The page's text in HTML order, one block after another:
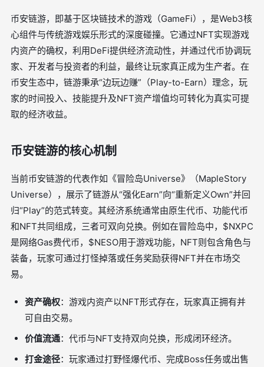
币安链游，即基于区块链技术的游戏（GameFi），是Web3核
心组件与传统游戏娱乐形式的深度碰撞。它通过NFT实现游戏
内资产的确权，利用DeFi提供经济流动性，并通过代币协调玩
家、开发者与投资者的利益，最终让玩家真正成为生产者。在
币安生态中，链游秉承“边玩边赚”（Play-to-Earn）理念，玩
家的时间投入、技能提升及NFT资产增值均可转化为真实可提
取的经济收益。
币安链游的核心机制
当前币安链游的代表作如《冒险岛Universe》（MapleStory
Universe），展示了链游从“强化Earn”向“重新定义Own”并回
归“Play”的范式转变。其经济系统通常由原生代币、功能代币
和NFT共同组成，三者可双向兑换。例如在冒险岛中，$NXPC
是网络Gas费代币，$NESO用于游戏功能，NFT则包含角色与
装备，玩家可通过打怪掉落或任务奖励获得NFT并在市场交
易。
资产确权：游戏内资产以NFT形式存在，玩家真正拥有并
可自由交易。
价值流通：代币与NFT支持双向兑换，形成闭环经济。
打金途径：玩家通过打野怪爆代币、完成Boss任务或出售